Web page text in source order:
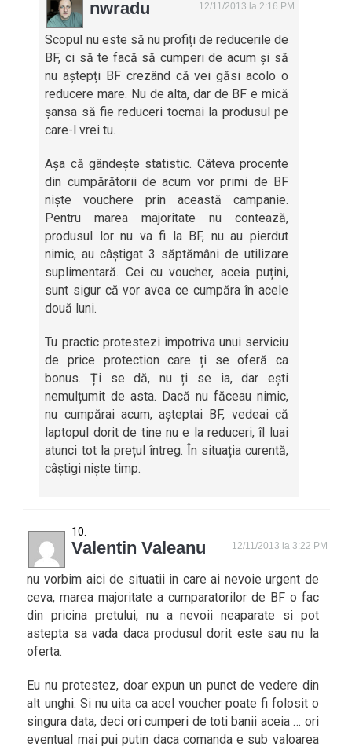
nwradu 12/11/2013 la 2:16 PM
Scopul nu este să nu profiți de reducerile de
BF, ci să te facă să cumperi de acum și să
nu aștepți BF crezând că vei găsi acolo o
reducere mare. Nu de alta, dar de BF e mică
șansa să fie reduceri tocmai la produsul pe
care-l vrei tu.
Așa că gândește statistic. Câteva procente
din cumpărătorii de acum vor primi de BF
niște vouchere prin această campanie.
Pentru marea majoritate nu contează,
produsul lor nu va fi la BF, nu au pierdut
nimic, au câștigat 3 săptămâni de utilizare
suplimentară. Cei cu voucher, aceia puțini,
sunt sigur că vor avea ce cumpăra în acele
două luni.
Tu practic protestezi împotriva unui serviciu
de price protection care ți se oferă ca
bonus. Ți se dă, nu ți se ia, dar ești
nemulțumit de asta. Dacă nu făceau nimic,
nu cumpărai acum, așteptai BF, vedeai că
laptopul dorit de tine nu e la reduceri, îl luai
atunci tot la prețul întreg. În situația curentă,
câștigi niște timp.
Valentin Valeanu 12/11/2013 la 3:22 PM
nu vorbim aici de situatii in care ai nevoie urgent de
ceva, marea majoritate a cumparatorilor de BF o fac
din pricina pretului, nu a nevoii neaparate si pot
astepta sa vada daca produsul dorit este sau nu la
oferta.
Eu nu protestez, doar expun un punct de vedere din
alt unghi. Si nu uita ca acel voucher poate fi folosit o
singura data, deci ori cumperi de toti banii aceia … ori
eventual mai pui putin daca comanda e sub valoarea